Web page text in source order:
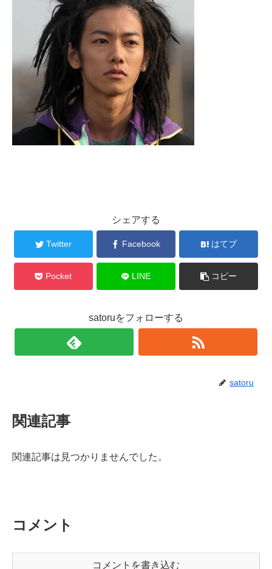
シェアする
Twitter Facebook はてブ
Pocket LINE コピー
satoruをフォローする
satoru
関連記事
関連記事は見つかりませんでした。
コメント
コメントを書き込む